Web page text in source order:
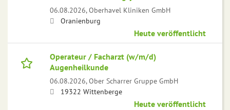
06.08.2026,Oberhavel Kliniken GmbH
Oranienburg
Heute veröffentlicht
Operateur / Facharzt (w/m/d)
Augenheilkunde
06.08.2026,Ober Scharrer Gruppe GmbH
19322 Wittenberge
Heute veröffentlicht